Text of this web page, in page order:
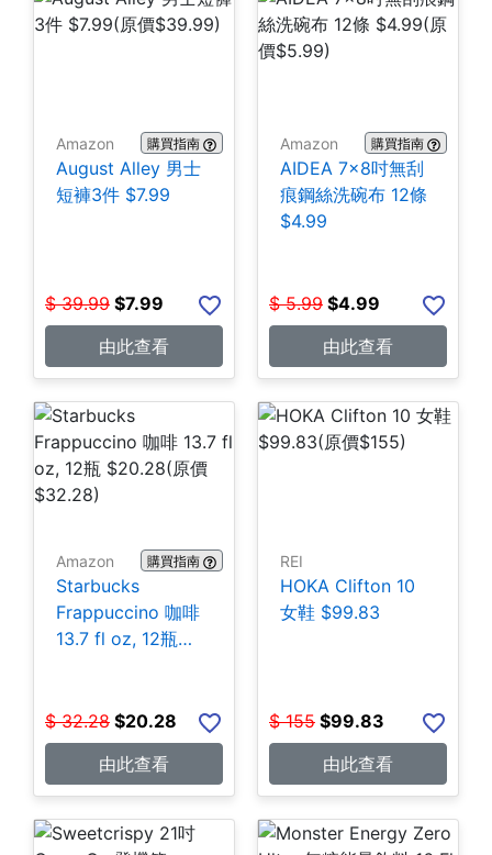
Amazon 購買指南
August Alley 男士
短褲3件 $7.99
$ 39.99 $7.99
由此查看
Amazon 購買指南
AIDEA 7×8吋無刮
痕鋼絲洗碗布 12條
$4.99
$ 5.99 $4.99
由此查看
Amazon 購買指南
Starbucks
Frappuccino 咖啡
13.7 fl oz, 12瓶
$ 32.28 $20.28
由此查看
REI
HOKA Clifton 10
女鞋 $99.83
$ 155 $99.83
由此查看